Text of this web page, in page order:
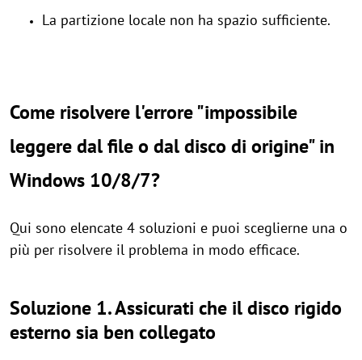
La partizione locale non ha spazio sufficiente.
Come risolvere l'errore "impossibile
leggere dal file o dal disco di origine" in
Windows 10/8/7?
Qui sono elencate 4 soluzioni e puoi sceglierne una o
più per risolvere il problema in modo efficace.
Soluzione 1. Assicurati che il disco rigido
esterno sia ben collegato